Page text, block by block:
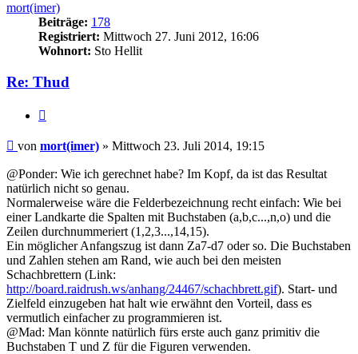
mort(imer)
Beiträge: 178
Registriert: Mittwoch 27. Juni 2012, 16:06
Wohnort: Sto Hellit
Re: Thud
Beitrag
von mort(imer) » Mittwoch 23. Juli 2014, 19:15
@Ponder: Wie ich gerechnet habe? Im Kopf, da ist das Resultat
natürlich nicht so genau.
Normalerweise wäre die Felderbezeichnung recht einfach: Wie bei
einer Landkarte die Spalten mit Buchstaben (a,b,c...,n,o) und die
Zeilen durchnummeriert (1,2,3...,14,15).
Ein möglicher Anfangszug ist dann Za7-d7 oder so. Die Buchstaben
und Zahlen stehen am Rand, wie auch bei den meisten
Schachbrettern (Link:
http://board.raidrush.ws/anhang/24467/schachbrett.gif). Start- und
Zielfeld einzugeben hat halt wie erwähnt den Vorteil, dass es
vermutlich einfacher zu programmieren ist.
@Mad: Man könnte natürlich fürs erste auch ganz primitiv die
Buchstaben T und Z für die Figuren verwenden.